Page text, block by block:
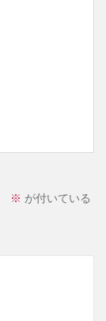
※ が付いている